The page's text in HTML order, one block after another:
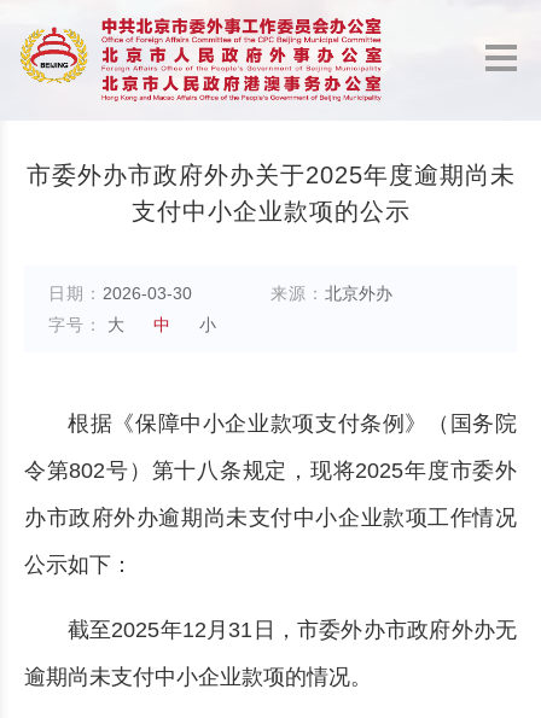
市委外办市政府外办关于2025年度逾期尚未
支付中小企业款项的公示
日期： 2026-03-30 来源： 北京外办
字号：
大 中 小
根据《保障中小企业款项支付条例》（国务院
令第802号）第十八条规定，现将2025年度市委外
办市政府外办逾期尚未支付中小企业款项工作情况
公示如下：
截至2025年12月31日，市委外办市政府外办无
逾期尚未支付中小企业款项的情况。